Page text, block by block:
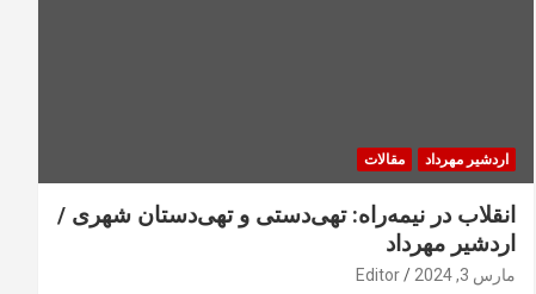
اردشیر مهرداد مقالات
انقلاب در نیمه‌راه: تهی‌دستی و تهی‌دستان شهری /
اردشیر مهرداد
مارس 3, 2024 Editor